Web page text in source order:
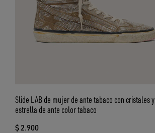
Slide LAB de mujer de ante tabaco con cristales y
estrella de ante color tabaco
$ 2.900